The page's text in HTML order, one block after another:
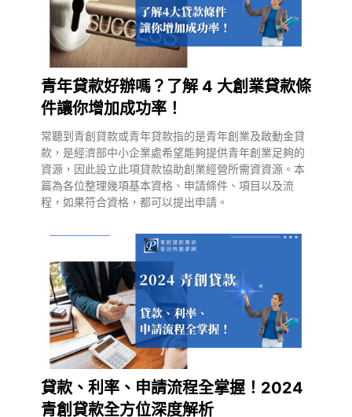
青年貸款好辦嗎？了解 4 大創業貸款條
件讓你增加成功率！
常聽到青創貸款或青年貸款指的是青年創業及啟動金貸
款，是經濟部中小企業處希望能夠提供青年創業足夠的
資源，因此設立此項貸款協助創業經營所需資資源。本
篇為各位整理幾項基本資格、申請條件、項目以及流
程，如果符合資格，都可以提出申請。
貸款、利率、申請流程全掌握！2024
青創貸款全方位深度解析